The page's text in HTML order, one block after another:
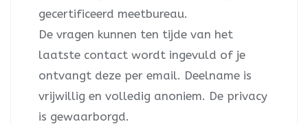
gecertificeerd meetbureau.
De vragen kunnen ten tijde van het
laatste contact wordt ingevuld of je
ontvangt deze per email. Deelname is
vrijwillig en volledig anoniem. De privacy
is gewaarborgd.